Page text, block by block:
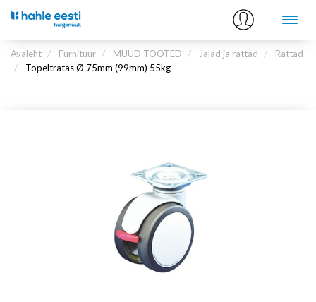
Avaleht Furnituur MUUD TOOTED Jalad ja rattad
Rattad
Topeltratas Ø 75mm (99mm) 55kg